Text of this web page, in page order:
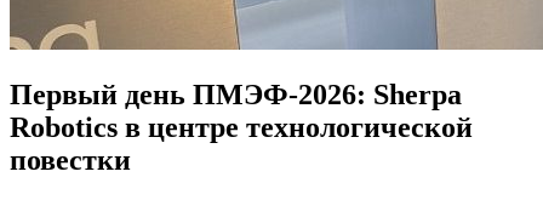
Первый день ПМЭФ-2026: Sherpa
Robotics в центре технологической
повестки